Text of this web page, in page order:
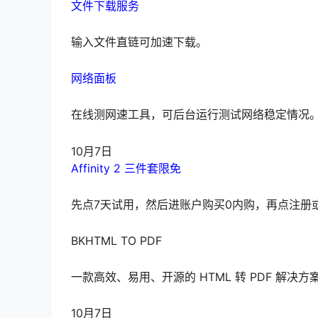
文件下载服务
输入文件直链可加速下载。
网络面板
在线测网速工具，可后台运行测试网络稳定情况。
10月7日
Affinity 2 三件套限免
先点7天试用，然后进账户购买0内购，再点注册
BKHTML TO PDF
一款高效、易用、开源的 HTML 转 PDF 解决方案
10月7日